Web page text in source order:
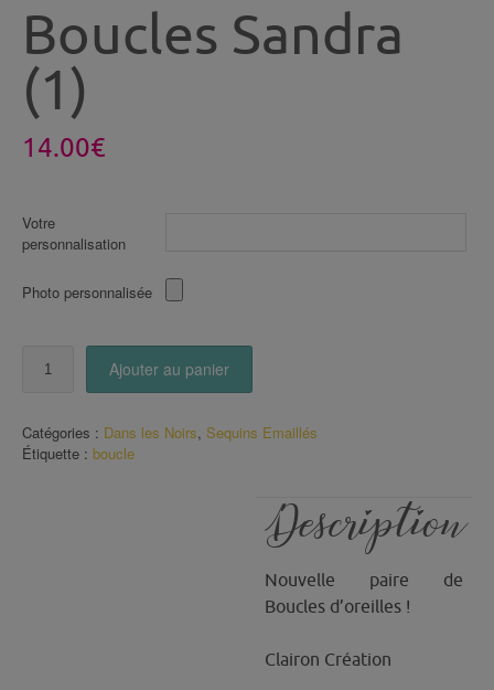
Boucles Sandra
(1)
14.00€
Votre
personnalisation
Photo personnalisée
(1)
Ajouter au panier
Catégories : Dans les Noirs, Sequins Emaillés
Étiquette : boucle
Description
Nouvelle paire de
Boucles d’oreilles !
Clairon Création